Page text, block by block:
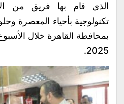
تكنولوجية بأحياء المعصرة
بمحافظة القاهرة خلال
2025.